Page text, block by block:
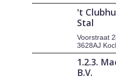
't
Stal
Voorstraat
3628AJ
1.2.3.
B.V.